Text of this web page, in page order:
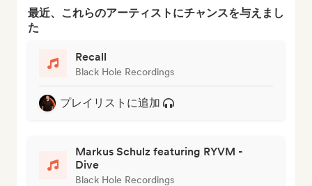
最近、これらのアーティストにチャンスを与えまし
た
Recall
Black Hole Recordings
プレイリストに追加
Markus Schulz featuring RYVM -
Dive
Black Hole Recordings